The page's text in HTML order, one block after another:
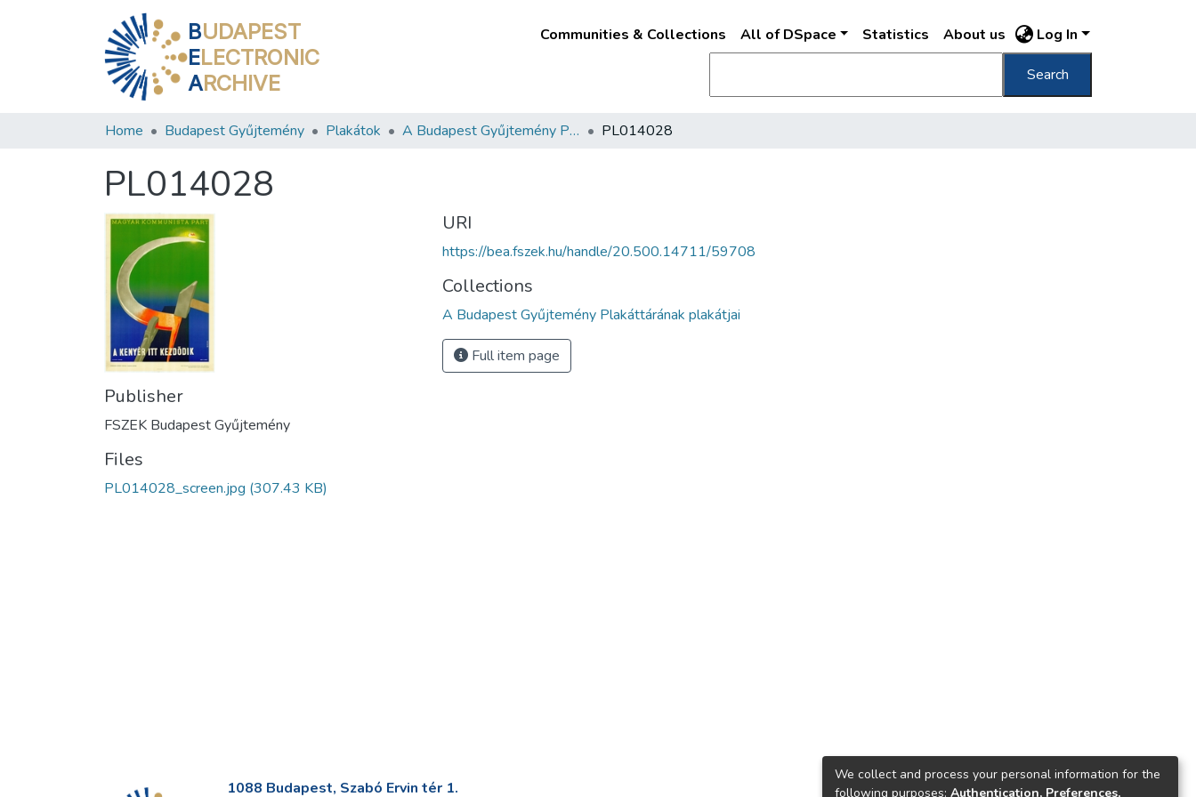
BUDAPEST
ELECTRONIC
ARCHIVE
Communities & Collections All of DSpace Statistics About us Log In
Search
Home Budapest Gyűjtemény Plakátok A Budapest Gyűjtemény Plakáttárának plakátjai PL014028
PL014028
Publisher
FSZEK Budapest Gyűjtemény
Files
PL014028_screen.jpg (307.43 KB)
URI
https://bea.fszek.hu/handle/20.500.14711/59708
Collections
A Budapest Gyűjtemény Plakáttárának plakátjai
Full item page
1088 Budapest, Szabó Ervin tér 1.
We collect and process your personal information for the
following purposes: Authentication, Preferences,